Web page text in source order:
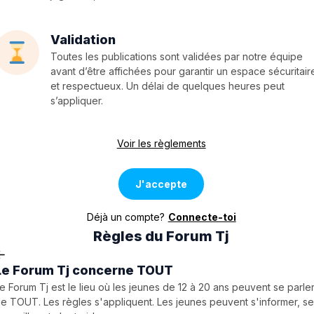
Validation
Toutes les publications sont validées par notre équipe
avant d’être affichées pour garantir un espace
et respectueux. Un délai de quelques heures peut
s’appliquer.
Voir les règlements
J'accepte
Déjà un compte? Connecte-toi
Règles du Forum Tj
Forum Tj concerne TOUT
Forum Tj est le lieu où les jeunes de 12 à 20 ans peuvent se
TOUT. Les règles s'appliquent. Les jeunes peuvent s'informer, se